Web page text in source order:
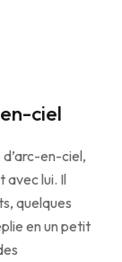
ciel
en-ciel,
lui. Il
quelques
en un petit